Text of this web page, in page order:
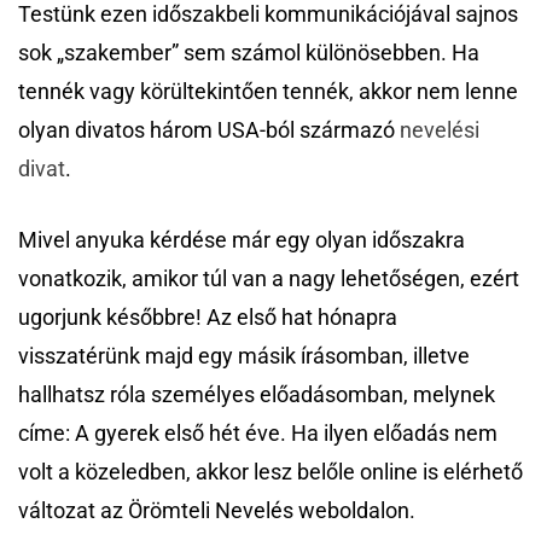
Testünk ezen időszakbeli kommunikációjával sajnos
sok „szakember” sem számol különösebben. Ha
tennék vagy körültekintően tennék, akkor nem lenne
olyan divatos három USA-ból származó nevelési
divat.
Mivel anyuka kérdése már egy olyan időszakra
vonatkozik, amikor túl van a nagy lehetőségen, ezért
ugorjunk későbbre! Az első hat hónapra
visszatérünk majd egy másik írásomban, illetve
hallhatsz róla személyes előadásomban, melynek
címe: A gyerek első hét éve. Ha ilyen előadás nem
volt a közeledben, akkor lesz belőle online is elérhető
változat az Örömteli Nevelés weboldalon.